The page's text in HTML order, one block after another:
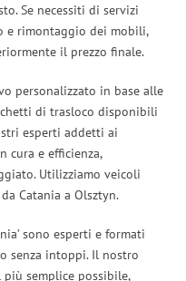
Se necessiti di servizi
e rimontaggio dei mobili,
il prezzo finale.
personalizzato in base alle
di trasloco disponibili
esperti addetti ai
cura e efficienza,
Utilizziamo veicoli
Catania a Olsztyn.
sono esperti e formati
senza intoppi. Il nostro
semplice possibile,